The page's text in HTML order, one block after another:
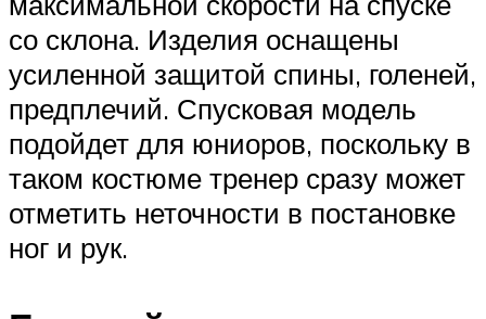
со склона. Изделия оснащены
усиленной защитой спины, голеней,
предплечий. Спусковая модель
подойдет для юниоров, поскольку в
таком костюме тренер сразу может
отметить неточности в постановке
ног и рук.